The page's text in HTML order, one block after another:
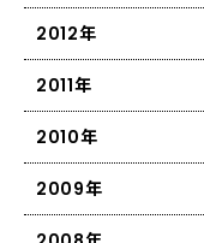
2012年
2011年
2010年
2009年